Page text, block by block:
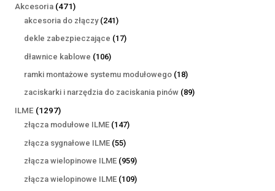
Akcesoria 471471
produktów
akcesoria do złączy 241241
produktów
dekle zabezpieczające 1717
dławnice kablowe 106106
produktów
ramki montażowe systemu modułowego 1818
produktów
zaciskarki i narzędzia do zaciskania pinów 8989
ILME 12971297
produktów
złącza modułowe ILME 147147
złącza sygnałowe ILME 5555
produktów
złącza wielopinowe ILME 959959
produktów
złącza wielopinowe ILME 109109